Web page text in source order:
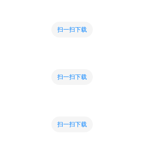
扫一扫下载
扫一扫下载
扫一扫下载